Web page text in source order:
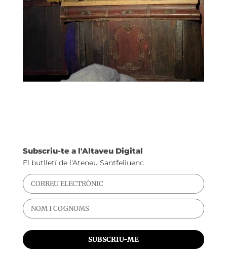
Subscriu-te a l'Altaveu Digital
El butlletí de l'Ateneu Santfeliuenc